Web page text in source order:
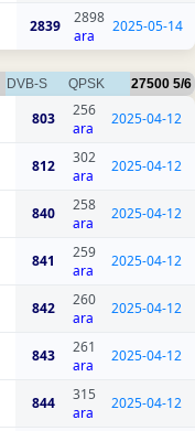
2839
2898
ara
2025-05-14
DVB-S QPSK 27500 5/6
803
256
ara
2025-04-12
812
302
ara
2025-04-12
840
258
ara
2025-04-12
841
259
ara
2025-04-12
842
260
ara
2025-04-12
843
261
ara
2025-04-12
844
315
ara
2025-04-12